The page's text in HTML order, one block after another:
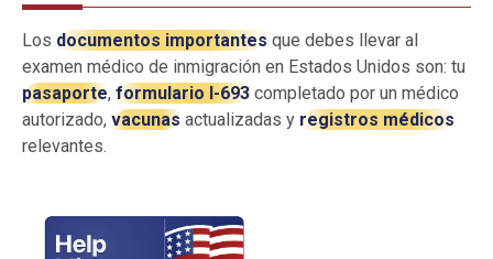
Los documentos importantes que debes llevar al
examen médico de inmigración en Estados Unidos son: tu
pasaporte, formulario I-693 completado por un médico
autorizado, vacunas actualizadas y registros médicos
relevantes.